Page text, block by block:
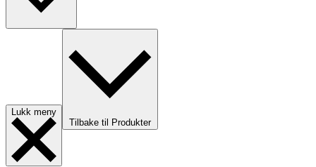
Lukk meny
Tilbake til Produkter